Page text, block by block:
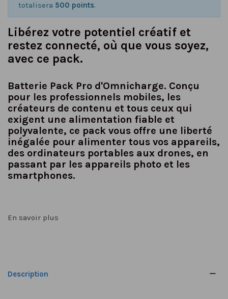
totalisera 500 points.
Libérez votre potentiel créatif et
restez connecté, où que vous soyez,
avec ce pack.
Batterie Pack Pro d'Omnicharge. Conçu
pour les professionnels mobiles, les
créateurs de contenu et tous ceux qui
exigent une alimentation fiable et
polyvalente, ce pack vous offre une liberté
inégalée pour alimenter tous vos appareils,
des ordinateurs portables aux drones, en
passant par les appareils photo et les
smartphones.
En savoir plus
Description